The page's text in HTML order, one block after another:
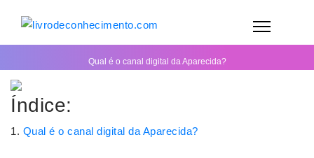
Qual é o canal digital da Aparecida?
Índice:
Qual é o canal digital da Aparecida?